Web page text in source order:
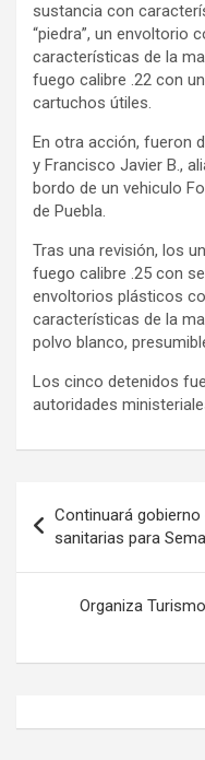
sustancia con
“piedra”, un envoltorio
características de la
fuego calibre .22 con
cartuchos útiles.
En otra acción, fueron
y Francisco Javier B.,
bordo de un vehiculo
de Puebla.
Tras una revisión, los
fuego calibre .25 con
envoltorios plásticos
características de la
polvo blanco,
Los cinco detenidos
autoridades
de
entradas
Continuará
sanitarias para
Organiza